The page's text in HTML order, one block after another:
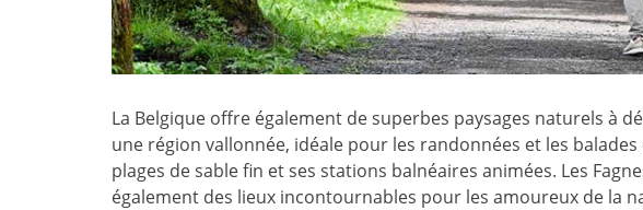
La Belgique offre également de superbes paysages naturels à
une région vallonnée, idéale pour les randonnées et les balades
plages de sable fin et ses stations balnéaires animées. Les
également des lieux incontournables pour les amoureux de la